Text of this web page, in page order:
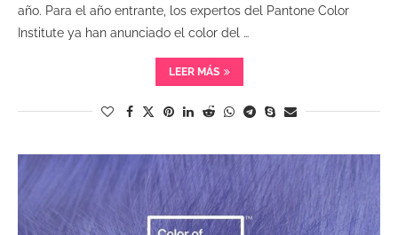
año. Para el año entrante, los expertos del Pantone Color
Institute ya han anunciado el color del …
LEER MÁS